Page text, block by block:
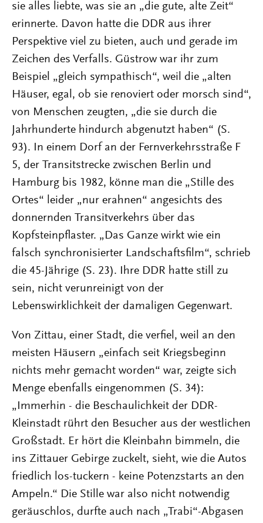
sie alles liebte, was sie an „die gute, alte Zeit“
erinnerte. Davon hatte die DDR aus ihrer
Perspektive viel zu bieten, auch und gerade im
Zeichen des Verfalls. Güstrow war ihr zum
Beispiel „gleich sympathisch“, weil die „alten
Häuser, egal, ob sie renoviert oder morsch sind“,
von Menschen zeugten, „die sie durch die
Jahrhunderte hindurch abgenutzt haben“ (S.
93). In einem Dorf an der Fernverkehrsstraße F
5, der Transitstrecke zwischen Berlin und
Hamburg bis 1982, könne man die „Stille des
Ortes“ leider „nur erahnen“ angesichts des
donnernden Transitverkehrs über das
Kopfsteinpflaster. „Das Ganze wirkt wie ein
falsch synchronisierter Landschaftsfilm“, schrieb
die 45-Jährige (S. 23). Ihre DDR hatte still zu
sein, nicht verunreinigt von der
Lebenswirklichkeit der damaligen Gegenwart.
Von Zittau, einer Stadt, die verfiel, weil an den
meisten Häusern „einfach seit Kriegsbeginn
nichts mehr gemacht worden“ war, zeigte sich
Menge ebenfalls eingenommen (S. 34):
„Immerhin - die Beschaulichkeit der DDR-
Kleinstadt rührt den Besucher aus der westlichen
Großstadt. Er hört die Kleinbahn bimmeln, die
ins Zittauer Gebirge zuckelt, sieht, wie die Autos
friedlich los-tuckern - keine Potenzstarts an den
Ampeln.“ Die Stille war also nicht notwendig
geräuschlos, durfte auch nach „Trabi“-Abgasen